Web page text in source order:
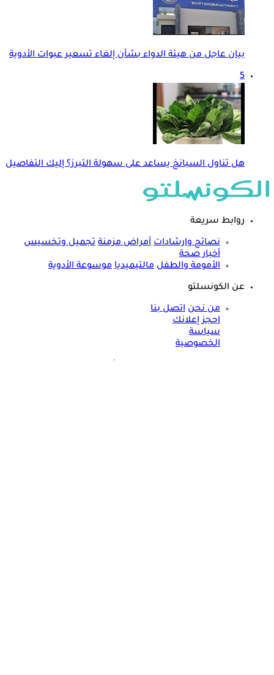
بيان عاجل من هيئة الدواء بشأن إلغاء تسعير عبوات الأدوية
5
هل تناول السبانخ يساعد على سهولة التبرز؟ إليك التفاصيل
روابط سريعة
نصائح وارشادات أمراض مزمنة تجميل وتخسيس
أخبار صحة
الأمومة والطفل مالتيميديا موسوعة الأدوية
عن الكونسلتو
من نحن اتصل بنا
احجز إعلانك
سياسة
الخصوصية